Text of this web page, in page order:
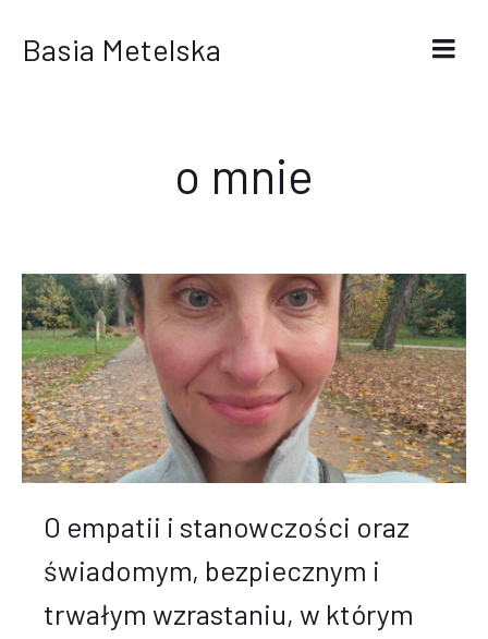
Basia Metelska
o mnie
O empatii i stanowczości oraz
świadomym, bezpiecznym i
trwałym wzrastaniu, w którym